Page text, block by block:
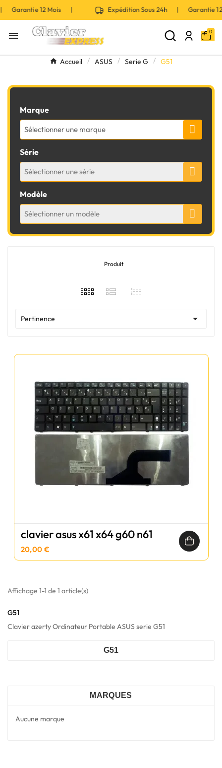
| Garantie 12 Mois | Expédition Sous 24h | Garantie
 0
Accueil ASUS Serie G G51
Marque
Sélectionner une marque
Série
Sélectionner une série
Modèle
Sélectionner un modèle
Produit
Pertinence 
clavier asus x61 x64 g60 n61
20,00 €
Affichage 1-1 de 1 article(s)
G51
Clavier azerty Ordinateur Portable ASUS serie G51
G51
MARQUES
Aucune marque